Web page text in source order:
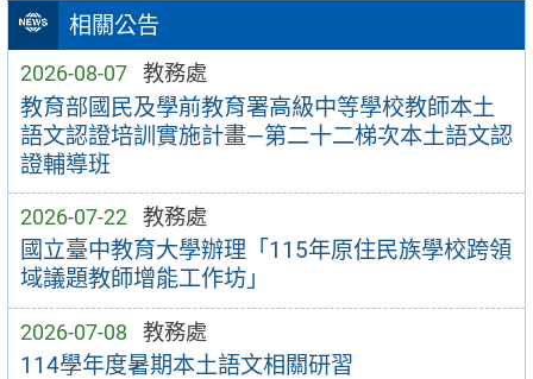
相關公告
2026-08-07 教務處
教育部國民及學前教育署高級中等學校教師本土
語文認證培訓實施計畫—第二十二梯次本土語文認
證輔導班
2026-07-22 教務處
國立臺中教育大學辦理「115年原住民族學校跨領
域議題教師增能工作坊」
2026-07-08 教務處
114學年度暑期本土語文相關研習